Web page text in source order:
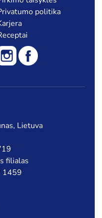
politika
Lietuva
filialas
1459